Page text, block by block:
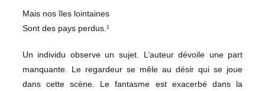
Mais nos îles lointaines
Sont des pays perdus.¹
Un individu observe un sujet. L’auteur dévoile une part
manquante. Le regardeur se mêle au désir qui se joue
dans cette scène. Le fantasme est exacerbé dans la